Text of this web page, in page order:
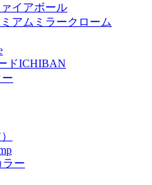
ァイアボール
アムミラークローム
ドICHIBAN
ラー